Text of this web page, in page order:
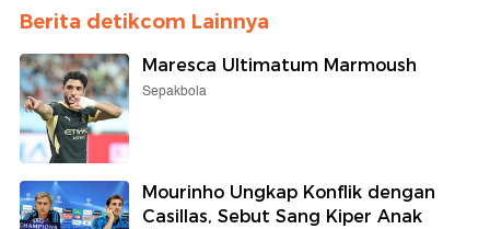
Berita detikcom Lainnya
Maresca Ultimatum Marmoush
Sepakbola
Mourinho Ungkap Konflik dengan
Casillas, Sebut Sang Kiper Anak